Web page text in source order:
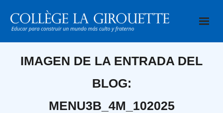
contenido
IMAGEN DE LA ENTRADA DEL
BLOG:
MENU3B_4M_102025